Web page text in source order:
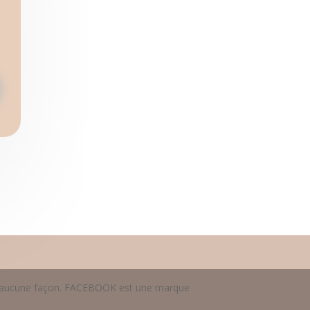
façon. FACEBOOK est une marque